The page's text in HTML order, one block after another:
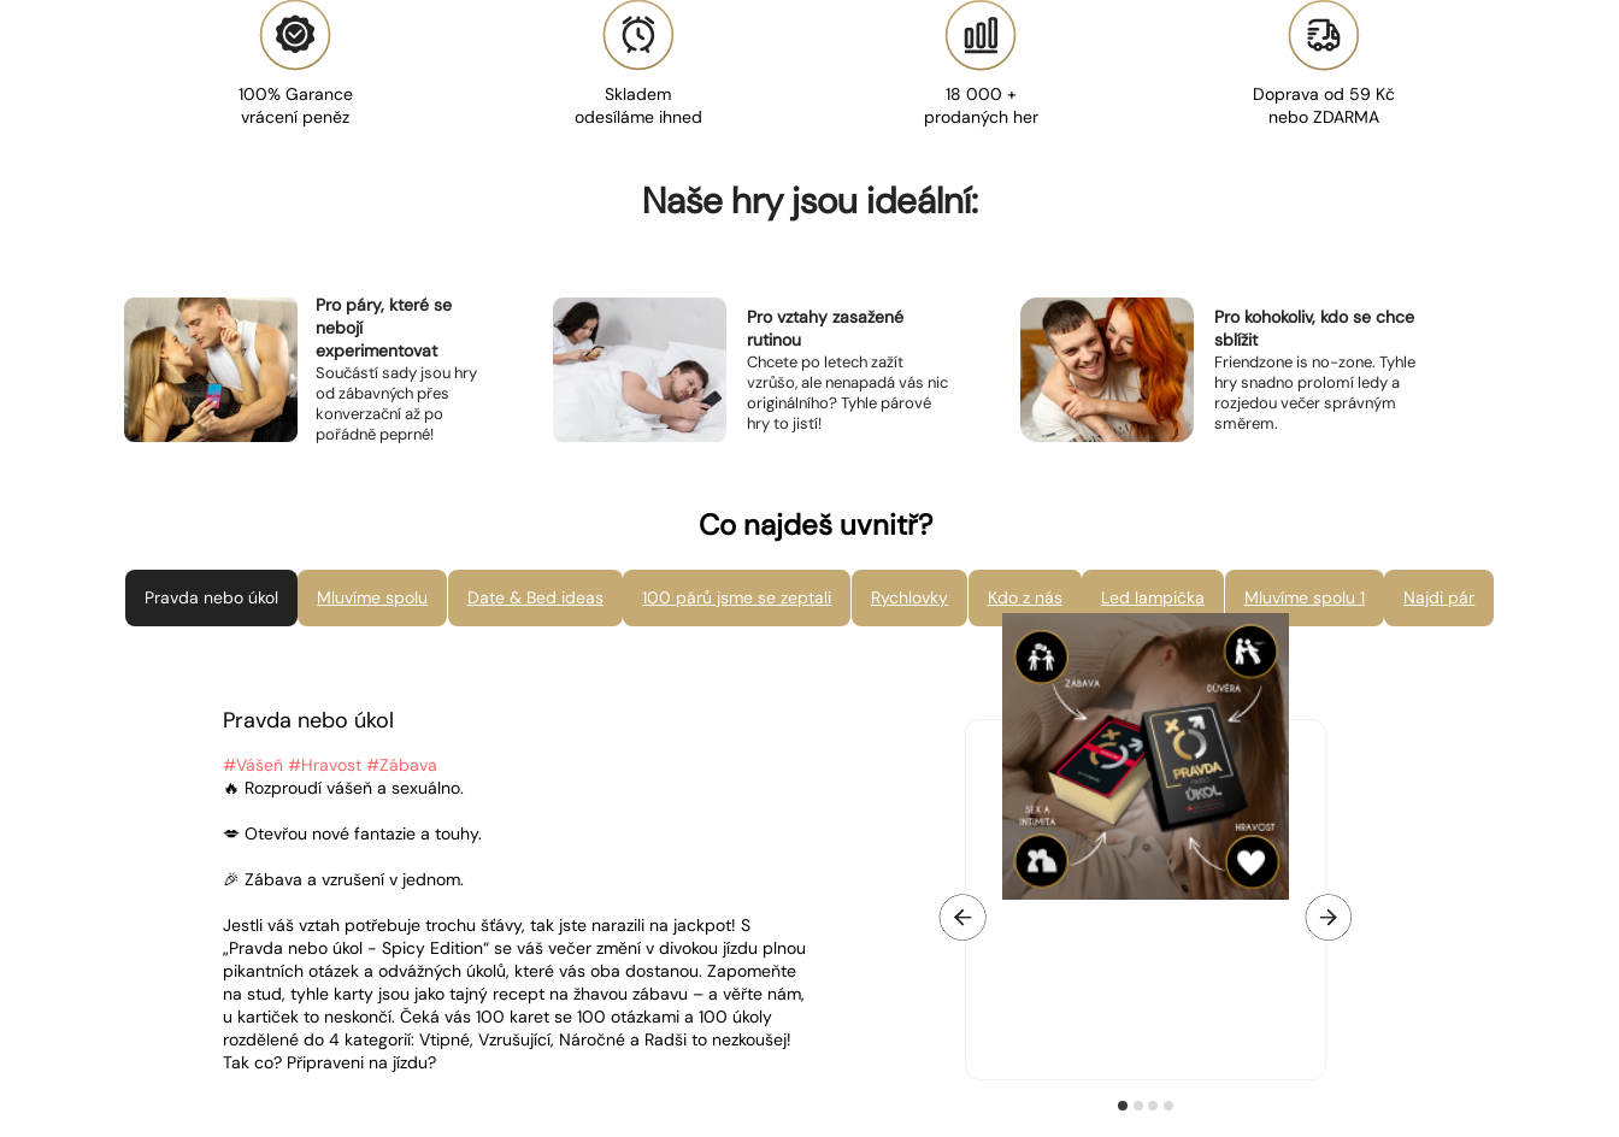
100% Garance
vrácení peněz
Skladem
odesíláme ihned
18 000 +
prodaných her
Doprava od 59 Kč
nebo ZDARMA
Naše hry jsou ideální:
Pro páry, které se
nebojí
experimentovat
Součástí sady jsou hry
od zábavných přes
konverzační až po
pořádně peprné!
Pro vztahy zasažené
rutinou
Chcete po letech zažít
vzrůšo, ale nenapadá vás nic
originálního? Tyhle párové
hry to jistí!
Pro kohokoliv, kdo se chce
sblížit
Friendzone is no-zone. Tyhle
hry snadno prolomí ledy a
rozjedou večer správným
směrem.
Co najdeš uvnitř?
Pravda nebo úkol Mluvíme spolu Date & Bed ideas 100 párů jsme se zeptali Rychlovky Kdo z nás Led lampička Mluvíme spolu 1 Najdi pár
Pravda nebo úkol
#Vášeň #Hravost #Zábava
🔥 Rozproudí vášeň a sexuálno.
💋 Otevřou nové fantazie a touhy.
🎉 Zábava a vzrušení v jednom.
Jestli váš vztah potřebuje trochu šťávy, tak jste narazili na jackpot! S
„Pravda nebo úkol - Spicy Edition“ se váš večer změní v divokou jízdu plnou
pikantních otázek a odvážných úkolů, které vás oba dostanou. Zapomeňte
na stud, tyhle karty jsou jako tajný recept na žhavou zábavu – a věřte nám,
u kartiček to neskončí. Čeká vás 100 karet se 100 otázkami a 100 úkoly
rozdělené do 4 kategorií: Vtipné, Vzrušující, Náročné a Radši to nezkoušej!
Tak co? Připraveni na jízdu?